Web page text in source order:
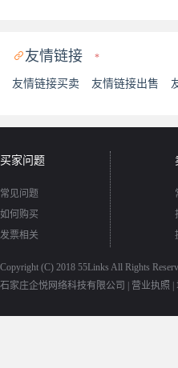
友情链接 *
友情链接买卖 友情链接出售
买家问题
常见问题
如何购买
发票相关
Copyright (C) 2018 55Links All Rights
石家庄企悦网络科技有限公司 | 营业执照